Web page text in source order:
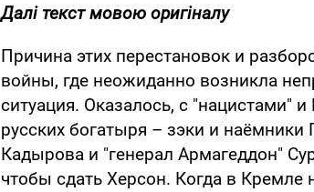
Далі текст мовою оригіналу
Причина этих перестановок и
войны, где неожиданно возникла
ситуация. Оказалось, с "нацистами"
русских богатыря – зэки и
Кадырова и "генерал Армагеддон"
чтобы сдать Херсон. Когда в Кремле